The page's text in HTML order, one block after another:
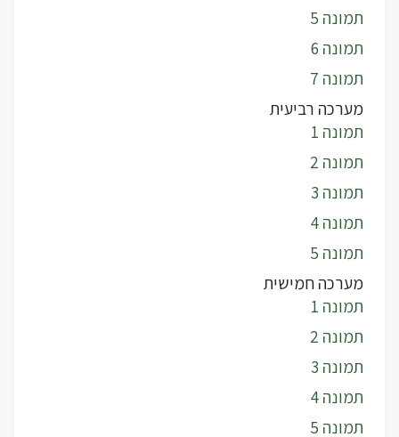
תמונה 5
תמונה 6
תמונה 7
מערכה רביעית
תמונה 1
תמונה 2
תמונה 3
תמונה 4
תמונה 5
מערכה חמישית
תמונה 1
תמונה 2
תמונה 3
תמונה 4
תמונה 5